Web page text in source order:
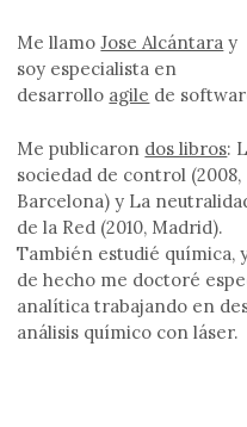
Me llamoJose Alcántara y
soy especialista en
desarrollo agile de
Me publicaron dos libros:
sociedad de control (2008,
Barcelona) y La
de la Red (2010, Madrid).
También estudié química,
de hecho me doctoré
analítica trabajando en
análisis químico con láser.